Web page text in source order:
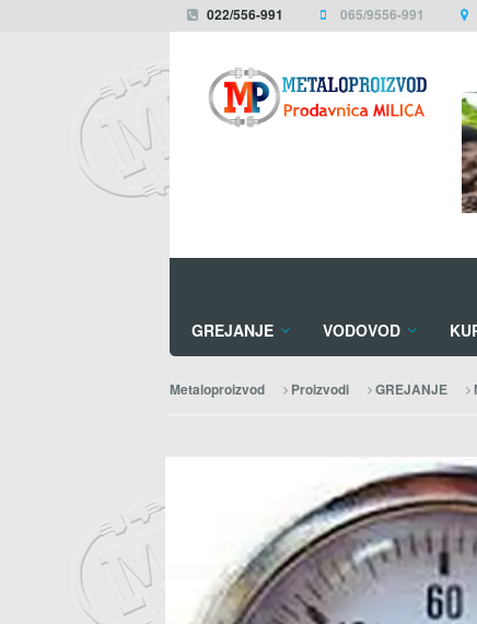
022/556-991 065/9556-991
GREJANJE VODOVOD
Metaloproizvod Proizvodi GREJANJE